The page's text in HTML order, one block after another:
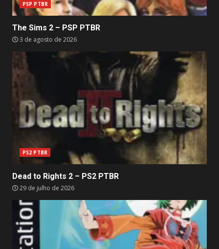
PSP PTBR
The Sims 2 – PSP PTBR
3 de agosto de 2026
PS2 PTBR
Dead to Rights 2 – PS2 PTBR
29 de julho de 2026